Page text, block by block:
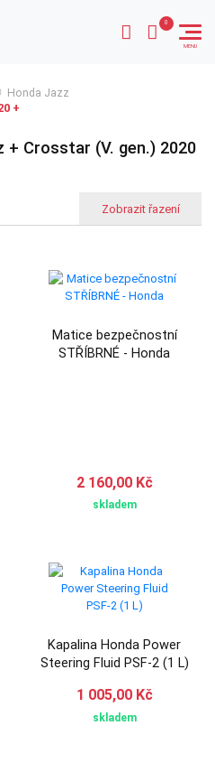
Honda Jazz
+
Crosstar (V. gen.) 2020
Matice bezpečnostní
STŘÍBRNÉ - Honda
2 160,00 Kč
skladem
Kapalina Honda Power
Steering Fluid PSF-2 (1 L)
1 005,00 Kč
skladem